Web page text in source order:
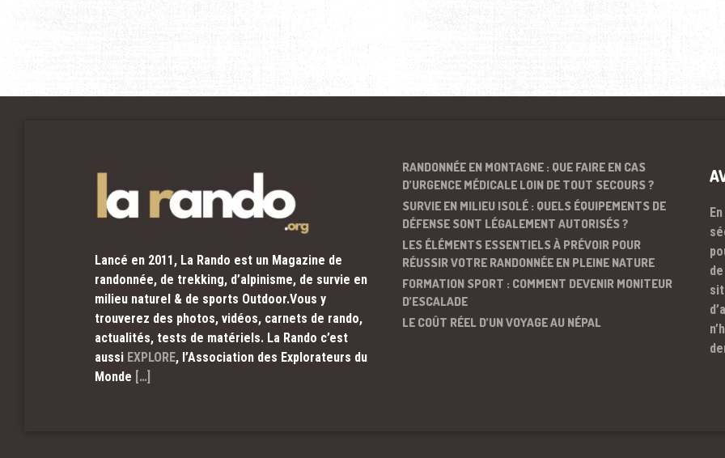
Lancé en 2011, La Rando est un Magazine de
randonnée, de trekking, d’alpinisme, de survie en
milieu naturel & de sports Outdoor.Vous y
trouverez des photos, vidéos, carnets de rando,
actualités, tests de matériels. La Rando c’est
aussi EXPLORE, l’Association des Explorateurs du
Monde […]
RANDONNÉE EN MONTAGNE : QUE FAIRE EN CAS
D’URGENCE MÉDICALE LOIN DE TOUT SECOURS ?
SURVIE EN MILIEU ISOLÉ : QUELS ÉQUIPEMENTS DE
DÉFENSE SONT LÉGALEMENT AUTORISÉS ?
LES ÉLÉMENTS ESSENTIELS À PRÉVOIR POUR
RÉUSSIR VOTRE RANDONNÉE EN PLEINE NATURE
FORMATION SPORT : COMMENT DEVENIR MONITEUR
D’ESCALADE
LE COÛT RÉEL D’UN VOYAGE AU NÉPAL